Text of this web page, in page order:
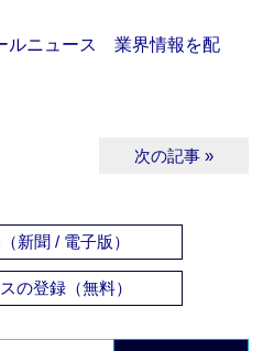
ニュース 業界情報を配
次の記事 »
新聞 / 電子版）
の登録（無料）